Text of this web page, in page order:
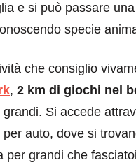
e si può passare
specie
che consiglio
, 2 km di giochi nel
Si accede
per auto, dove si
per grandi che